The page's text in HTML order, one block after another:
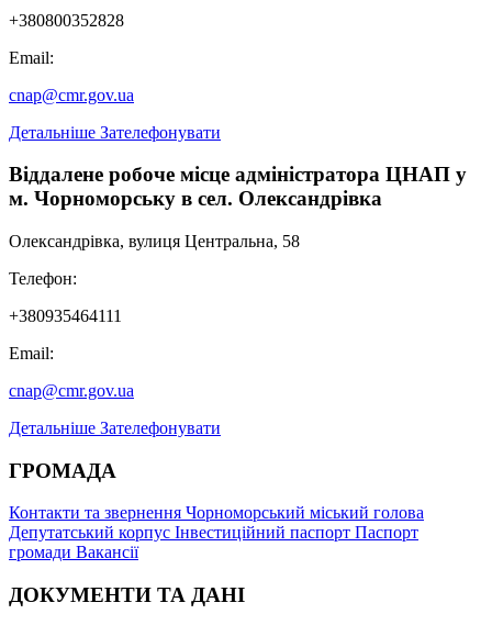
+380800352828
Email:
cnap@cmr.gov.ua
Детальніше Зателефонувати
Віддалене робоче місце адміністратора ЦНАП у
м. Чорноморську в сел. Олександрівка
Олександрівка, вулиця Центральна, 58
Телефон:
+380935464111
Email:
cnap@cmr.gov.ua
Детальніше Зателефонувати
ГРОМАДА
Контакти та звернення Чорноморський міський голова
Депутатський корпус Інвестиційний паспорт Паспорт
громади Вакансії
ДОКУМЕНТИ ТА ДАНІ